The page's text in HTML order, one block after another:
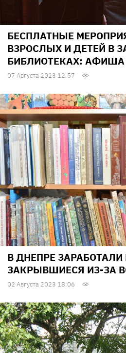
БЕСПЛАТНЫЕ
ВЗРОСЛЫХ И ДЕТЕЙ В
БИБЛИОТЕКАХ: АФИША
07 Августа 2023 12:57
В ДНЕПРЕ
ЗАКРЫВШИЕСЯ ИЗ-ЗА
02 Августа 2023 18:06